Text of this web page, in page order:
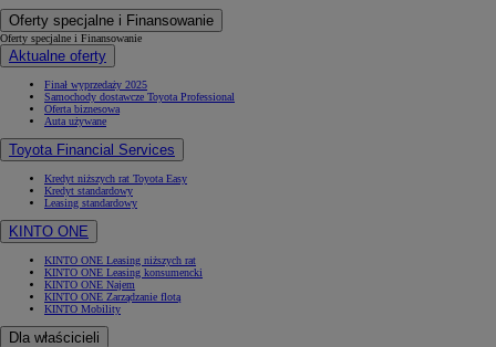
Oferty specjalne i Finansowanie
Oferty specjalne i Finansowanie
Aktualne oferty
Finał wyprzedaży 2025
Samochody dostawcze Toyota Professional
Oferta biznesowa
Auta używane
Toyota Financial Services
Kredyt niższych rat Toyota Easy
Kredyt standardowy
Leasing standardowy
KINTO ONE
KINTO ONE Leasing niższych rat
KINTO ONE Leasing konsumencki
KINTO ONE Najem
KINTO ONE Zarządzanie flotą
KINTO Mobility
Dla właścicieli